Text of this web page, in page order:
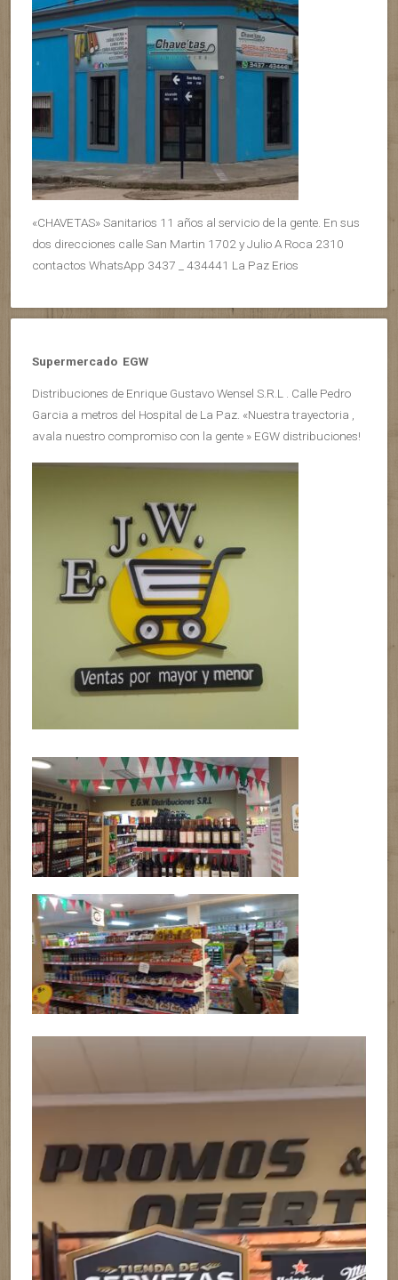
«CHAVETAS» Sanitarios 11 años al servicio de la gente. En sus
dos direcciones calle San Martin 1702 y Julio A Roca 2310
contactos WhatsApp 3437 _ 434441 La Paz Erios
Supermercado EGW
Distribuciones de Enrique Gustavo Wensel S.R.L . Calle Pedro
Garcia a metros del Hospital de La Paz. «Nuestra trayectoria ,
avala nuestro compromiso con la gente » EGW distribuciones!